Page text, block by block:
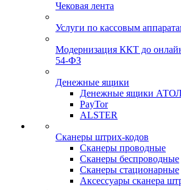
Чековая лента
Услуги по кассовым
Модернизация ККТ до
54-ФЗ
Денежные ящики
Денежные ящики
PayTor
ALSTER
Сканеры штрих-кодов
Сканеры проводные
Сканеры беспроводные
Сканеры стационарные
Аксессуары сканера